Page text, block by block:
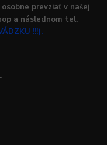
prevziať v našej
a následnom tel.
!!!).